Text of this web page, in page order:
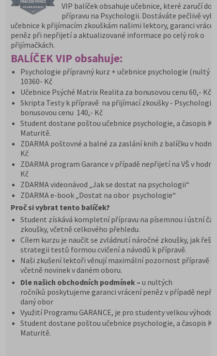
VIP balíček obsahuje učebnice, které zaručí
přípravu na Psychologii. Dostáváte pečlivě
učebnice k přijímacím zkouškám našimi lektory, garanci
peněz při nepřijetí a aktualizované informace po celý rok o
přijímačkách.
BALÍČEK VIP obsahuje:
Psychologie přípravný kurz + učebnice psychologie (nultý
10360- Kč
Učebnice Psýché Matrix Realita za bonusovou cenu 60,- Kč
Skripta Testy k přípravě na přijímací zkoušky - Psychologie
bonusovou cenu 140,- Kč
Student dostane poštou učebnice psychologie, a časopis
Maturitě.
ZDARMA poštovné a balné za zaslání knih z balíčku v
Kč
ZDARMA program Garance v případě nepřijetí na VŠ v
Kč
ZDARMA videonávod „Jak se dostat na psychologii“
ZDARMA e-book „Dostat na obor psychologie“
Proč si vybrat tento balíček?
Student získává kompletní přípravu na písemnou i ústní
zkoušky, včetně celkového přehledu.
Cílem kurzu je naučit se zvládnutí náročné zkoušky, jak řešit
strategii testů formou cvičení a návodů k přípravě.
Naši zkušení lektoři věnují maximální pozornost přípravě
včetně novinek v daném oboru.
Dle našich obchodních podmínek – u nultých
ročníků poskytujeme garanci vrácení peněz v případě
daný obor
Využití Programu GARANCE, je pro studenty velkou
Student dostane poštou učebnice psychologie, a časopis
Maturitě.